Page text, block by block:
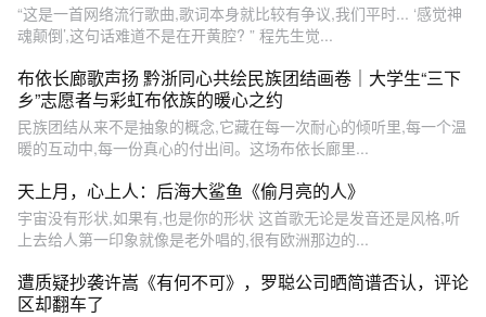
“这是一首网络流行歌曲,歌词本身就比较有争议,我们平时... ‘感觉神
魂颠倒’,这句话难道不是在开黄腔? ” 程先生觉...
布依长廊歌声扬 黔浙同心共绘民族团结画卷｜大学生“三下
乡”志愿者与彩虹布依族的暖心之约
民族团结从来不是抽象的概念,它藏在每一次耐心的倾听里,每一个温
暖的互动中,每一份真心的付出间。这场布依长廊里...
天上月，心上人：后海大鲨鱼《偷月亮的人》
宇宙没有形状,如果有,也是你的形状 这首歌无论是发音还是风格,听
上去给人第一印象就像是老外唱的,很有欧洲那边的...
遭质疑抄袭许嵩《有何不可》，罗聪公司晒简谱否认，评论
区却翻车了